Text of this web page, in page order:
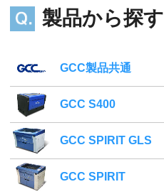
製品から探す
GCC製品共通
GCC S400
GCC SPIRIT GLS
GCC SPIRIT